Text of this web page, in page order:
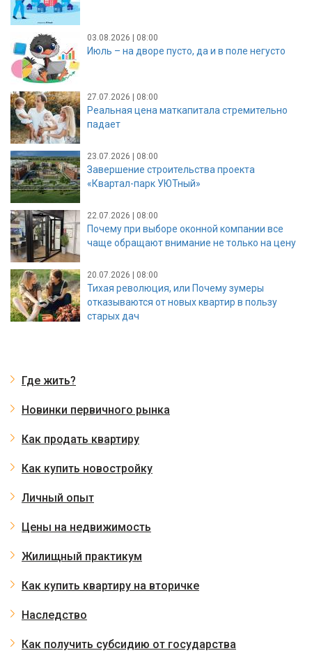
03.08.2026 | 08:00
Июль – на дворе пусто, да и в поле негусто
27.07.2026 | 08:00
Реальная цена маткапитала стремительно
падает
23.07.2026 | 08:00
Завершение строительства проекта
«Квартал-парк УЮТный»
22.07.2026 | 08:00
Почему при выборе оконной компании все
чаще обращают внимание не только на цену
20.07.2026 | 08:00
Тихая революция, или Почему зумеры
отказываются от новых квартир в пользу
старых дач
Где жить?
Новинки первичного рынка
Как продать квартиру
Как купить новостройку
Личный опыт
Цены на недвижимость
Жилищный практикум
Как купить квартиру на вторичке
Наследство
Как получить субсидию от государства